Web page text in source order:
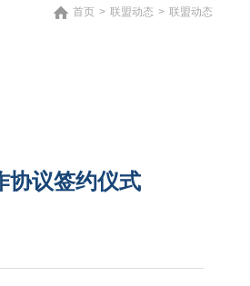
首页 > 联盟动态 > 联盟动态
协议签约仪式